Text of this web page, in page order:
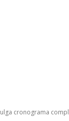
cronograma